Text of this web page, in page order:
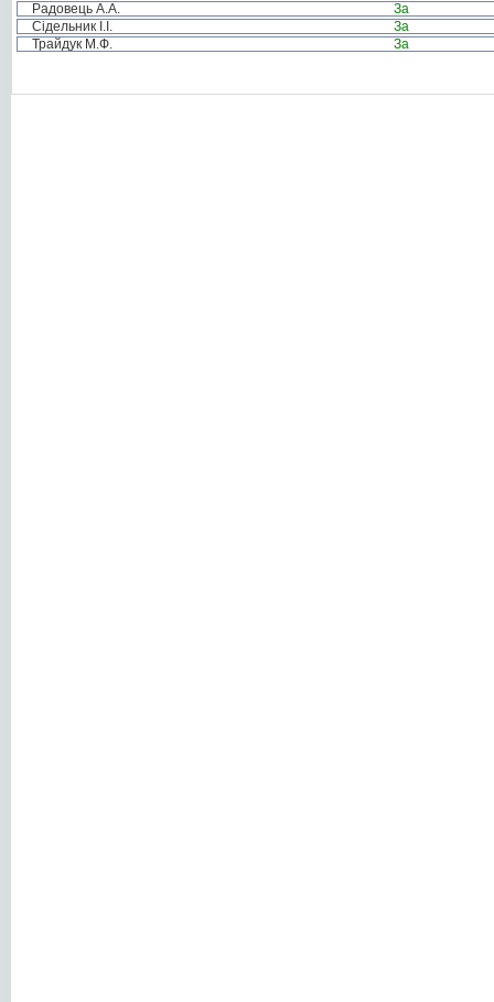
Радовець А.А.
За
Сідельник І.І.
За
Трайдук М.Ф.
За